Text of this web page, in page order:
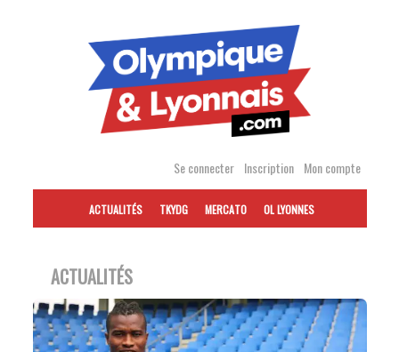
Se connecter Inscription Mon compte
ACTUALITÉS TKYDG MERCATO OL LYONNES
ACTUALITÉS